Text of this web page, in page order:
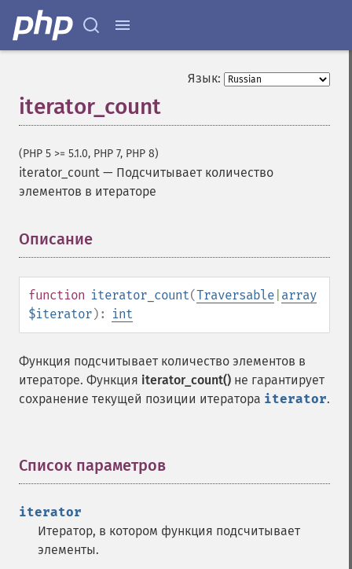
Язык:
iterator_count
(PHP 5 >= 5.1.0, PHP 7, PHP 8)
iterator_count — Подсчитывает количество
элементов в итераторе
Описание
function iterator_count(Traversable array
$iterator): int
Функция подсчитывает количество элементов в
итераторе. Функция iterator_count() не гарантирует
сохранение текущей позиции итератора iterator.
Список параметров
iterator
Итератор, в котором функция подсчитывает
элементы.